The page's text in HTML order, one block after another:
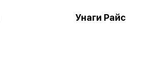
Унаги Райс